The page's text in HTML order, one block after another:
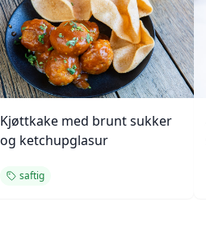
Kjøttkake med brunt sukker
og ketchupglasur
saftig